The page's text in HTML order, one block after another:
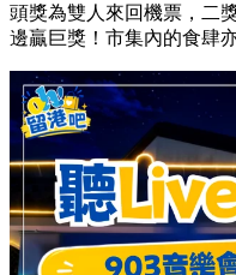
頭獎為雙人來回機票，二
邊贏巨獎！市集內的食肆